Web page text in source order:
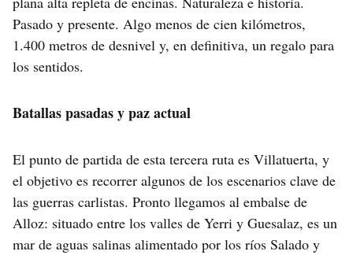
Pasado y presente. Algo menos de cien kilómetros,
1.400 metros de desnivel y, en definitiva, un regalo para
los sentidos.
Batallas pasadas y paz actual
El punto de partida de esta tercera ruta es Villatuerta, y
el objetivo es recorrer algunos de los escenarios clave de
las guerras carlistas. Pronto llegamos al embalse de
Alloz: situado entre los valles de Yerri y Guesalaz, es un
mar de aguas salinas alimentado por los ríos Salado y